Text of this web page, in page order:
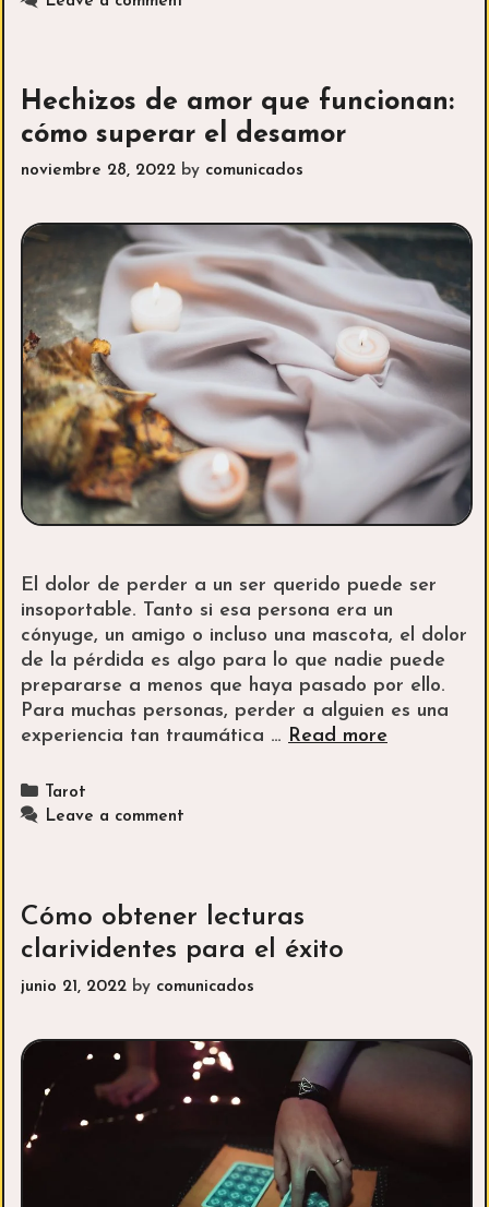
del
Hechizos de amor que funcionan:
cómo superar el desamor
noviembre 28, 2022 by comunicados
El dolor de perder a un ser querido puede ser
insoportable. Tanto si esa persona era un
cónyuge, un amigo o incluso una mascota, el dolor
de la pérdida es algo para lo que nadie puede
prepararse a menos que haya pasado por ello.
Para muchas personas, perder a alguien es una
experiencia tan traumática … Read moreHechizos
Categories
Tarot
Leave a comment
Cómo obtener lecturas
clarividentes para el éxito
junio 21, 2022 by comunicados